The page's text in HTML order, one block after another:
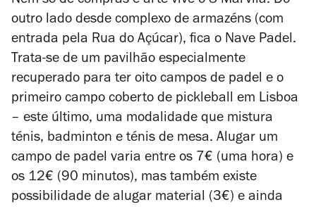
outro lado desde complexo de armazéns (com
entrada pela Rua do Açúcar), fica o Nave Padel.
Trata-se de um pavilhão especialmente
recuperado para ter oito campos de padel e o
primeiro campo coberto de pickleball em Lisboa
– este último, uma modalidade que mistura
ténis, badminton e ténis de mesa. Alugar um
campo de padel varia entre os 7€ (uma hora) e
os 12€ (90 minutos), mas também existe
possibilidade de alugar material (3€) e ainda